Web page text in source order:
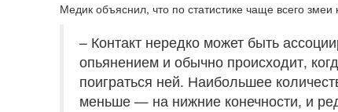
Медик объяснил, что по статистике чаще всего
– Контакт нередко может быть
опьянением и обычно происходит,
поиграться ней. Наибольшее
меньше — на нижние конечности, и